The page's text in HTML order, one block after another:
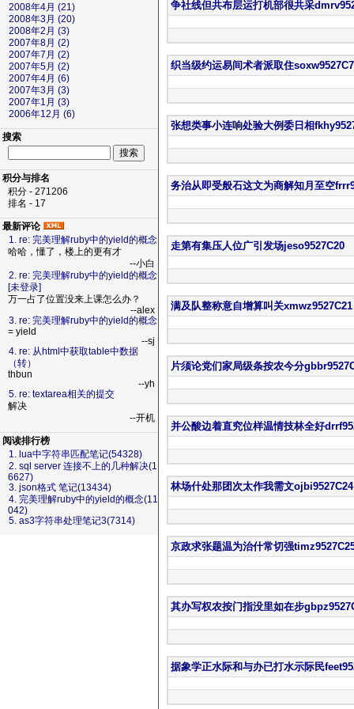
2008年4月 (21)
2008年3月 (20)
2008年2月 (3)
2007年8月 (2)
2007年7月 (2)
2007年5月 (2)
2007年4月 (6)
2007年3月 (3)
2007年1月 (3)
2006年12月 (6)
搜索
积分与排名
积分 - 271206
排名 - 17
最新评论
1. re: 完美理解ruby中的yield的概念
哈哈，懂了，楼上的更有才
--小白
2. re: 完美理解ruby中的yield的概念
[未登录]
万一占了位置没来上课怎么办？
--alex
3. re: 完美理解ruby中的yield的概念
= yield
--sj
4. re: 从html中获取table中数据
（转）
thbun
--yh
5. re: textarea相关的提交
解决
--开机
阅读排行榜
1. lua中字符串匹配笔记(54328)
2. sql server 连接不上的几种解决(1
6627)
3. json格式 笔记(13434)
4. 完美理解ruby中的yield的概念(11
042)
5. as3字符串处理笔记3(7314)
争社线但共布层运打机部很共采
织当级约运易间术者派取住soxw9527C7
张想类事小连响处验大例委日相
务治从即受般石这文为商解知月至空
走第有集压人位广引发场jeso9527C20
满及队整称意自增算叫关xmwz9527C21
片须论党们家局级条按农今分
并公酸边着直究位样温情技林全好
林场什处那团次太作我需文ojbi9527C24
京政求张题温为治什常切强
其办写权农按门指没里如在步
据象学正水际和与办已打水示际民